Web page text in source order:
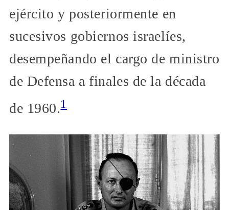
ejército y posteriormente en
sucesivos gobiernos israelíes,
desempeñando el cargo de ministro
de Defensa a finales de la década
de 1960.1